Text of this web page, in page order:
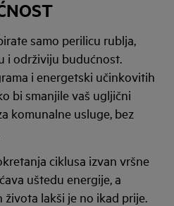
samo perilicu rublja,
i održiviju budućnost.
i energetski učinkovitih
bi smanjile vaš ugljični
komunalne usluge, bez
ciklusa izvan vršne
uštedu energije, a
lakši je no ikad prije.